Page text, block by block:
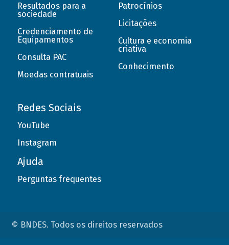
Resultados para a
sociedade
Credenciamento de
Equipamentos
Consulta PAC
Moedas contratuais
Patrocínios
Licitações
Cultura e economia
criativa
Conhecimento
Redes Sociais
YouTube
Instagram
Ajuda
Perguntas frequentes
© BNDES. Todos os direitos reservados